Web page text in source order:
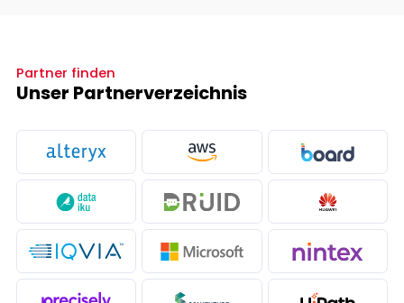
Partner finden
Unser Partnerverzeichnis